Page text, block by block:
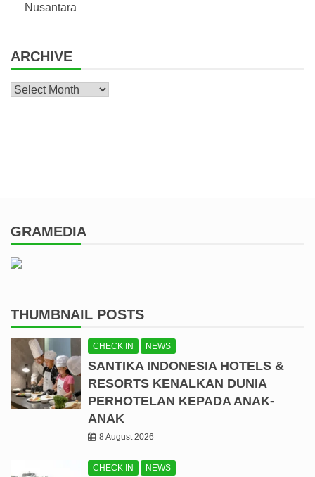
Nusantara
ARCHIVE
Archive
GRAMEDIA
THUMBNAIL POSTS
CHECK IN NEWS
SANTIKA INDONESIA HOTELS &
RESORTS KENALKAN DUNIA
PERHOTELAN KEPADA ANAK-
ANAK
8 August 2026
CHECK IN NEWS